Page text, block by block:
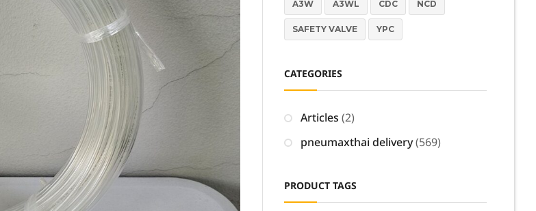
A3W A3WL CDC NCD
SAFETY VALVE YPC
CATEGORIES
Articles (2)
pneumaxthai delivery(569)
PRODUCT TAGS